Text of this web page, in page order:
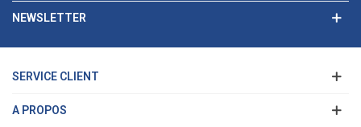
NEWSLETTER
SERVICE CLIENT
A PROPOS